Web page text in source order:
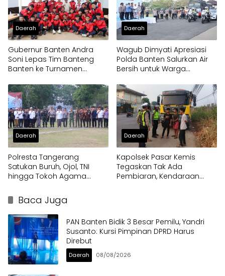
Daerah
Gubernur Banten Andra
Soni Lepas Tim Banteng
Banten ke Turnamen
Daerah
Wagub Dimyati Apresiasi
Polda Banten Salurkan Air
Bersih untuk Warga
Daerah
Polresta Tangerang
Satukan Buruh, Ojol, TNI
hingga Tokoh Agama
Daerah
Kapolsek Pasar Kemis
Tegaskan Tak Ada
Pembiaran, Kendaraan
Baca Juga
PAN Banten Bidik 3 Besar Pemilu, Yandri
Susanto: Kursi Pimpinan DPRD Harus
Direbut
Daerah 08/08/2026